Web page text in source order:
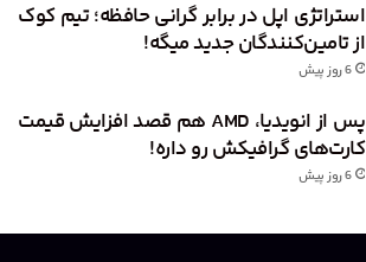
استراتژی اپل در برابر گرانی حافظه؛ تیم کوک
از تامین‌کنندگان جدید میگه!
6 روز پیش
پس از انویدیا، AMD هم قصد افزایش قیمت
کارت‌های گرافیکش رو داره!
6 روز پیش